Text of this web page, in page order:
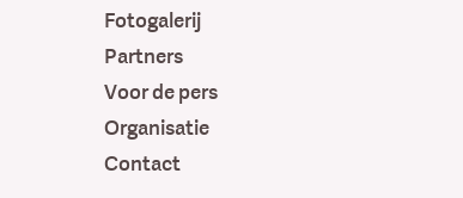
Fotogalerij
Partners
Voor de pers
Organisatie
Contact